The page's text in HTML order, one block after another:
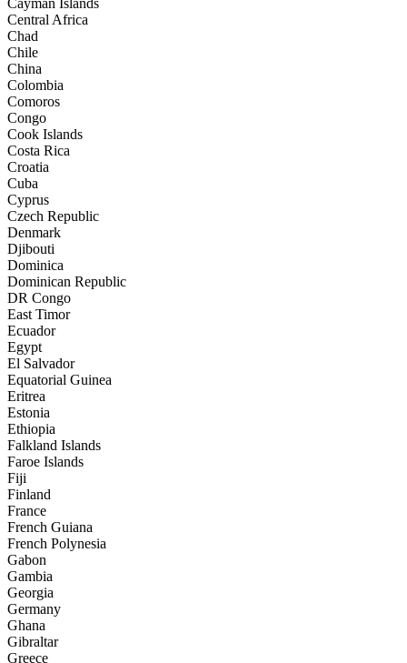
Cayman Islands
Central Africa
Chad
Chile
China
Colombia
Comoros
Congo
Cook Islands
Costa Rica
Croatia
Cuba
Cyprus
Czech Republic
Denmark
Djibouti
Dominica
Dominican Republic
DR Congo
East Timor
Ecuador
Egypt
El Salvador
Equatorial Guinea
Eritrea
Estonia
Ethiopia
Falkland Islands
Faroe Islands
Fiji
Finland
France
French Guiana
French Polynesia
Gabon
Gambia
Georgia
Germany
Ghana
Gibraltar
Greece